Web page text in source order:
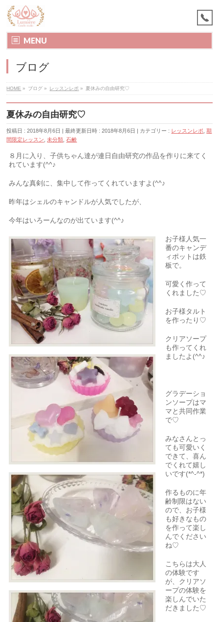
MENU
ブログ
HOME » ブログ » レッスンレポ » 夏休みの自由研究♡
夏休みの自由研究♡
投稿日 : 2018年8月6日 最終更新日時 : 2018年8月6日 カテゴリー : レッスンレポ ,期
間限定レッスン ,未分類 ,石鹸
８月に入り、子供ちゃん達が連日自由研究の作品を作りに来てく
れています(^^♪
みんな真剣に、集中して作ってくれていますよ(^^♪
昨年はシェルのキャンドルが人気でしたが、
今年はいろーんなのが出ています(^^♪
お子様人気一
番のキャンデ
ィポットは鉄
板で。
可愛く作って
くれました♡
お子様タルト
を作ったり♡
クリアソープ
も作ってくれ
ましたよ(^^♪
グラデーショ
ンソープはマ
マと共同作業
で♡
みなさんとっ
ても可愛いく
できて、喜ん
でくれて嬉し
いです(*^-^*)
作るものに年
齢制限はない
ので、お子様
も好きなもの
を作って楽し
んでください
ね♡
こちらは大人
の体験です
が、クリアソ
ープの体験を
楽しんでいた
だきました♡